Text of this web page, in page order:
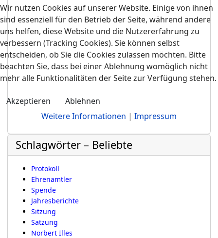
Schlagwörter – Beliebte
Protokoll
Ehrenamtler
Spende
Jahresberichte
Sitzung
Satzung
Norbert Illes
Wir nutzen Cookies auf unserer Website. Einige von ihnen
sind essenziell für den Betrieb der Seite, während andere
uns helfen, diese Website und die Nutzererfahrung zu
verbessern (Tracking Cookies). Sie können selbst
entscheiden, ob Sie die Cookies zulassen möchten. Bitte
beachten Sie, dass bei einer Ablehnung womöglich nicht
mehr alle Funktionalitäten der Seite zur Verfügung stehen.
Akzeptieren
Ablehnen
Weitere Informationen | Impressum